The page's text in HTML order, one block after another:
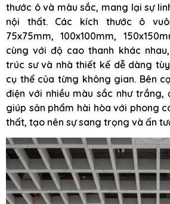
thước ô và màu sắc, mang lại sự
nội thất. Các kích thước ô
75x75mm, 100x100mm,
cùng với độ cao thanh khác
trúc sư và nhà thiết kế dễ dàng
cụ thể của từng không gian. Bên
điện với nhiều màu sắc như trắng,
giúp sản phẩm hài hòa với phong
thất, tạo nên sự sang trọng và ấn